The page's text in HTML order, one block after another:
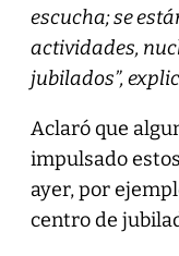
escucha; se
actividades,
jubilados”,
Aclaró que
impulsado
ayer, por
centro de